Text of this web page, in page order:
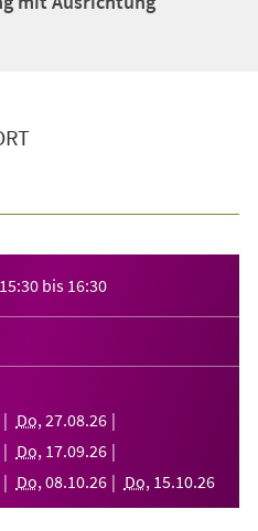
15:30 bis 16:30
Do, 27.08.26
Do, 17.09.26
Do, 08.10.26 Do, 15.10.26